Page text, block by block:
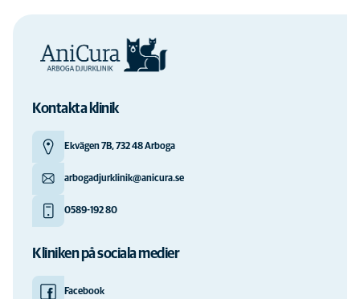
Kontakta klinik
Ekvägen 7B, 732 48 Arboga
arbogadjurklinik@anicura.se
0589-192 80
Kliniken på sociala medier
Facebook